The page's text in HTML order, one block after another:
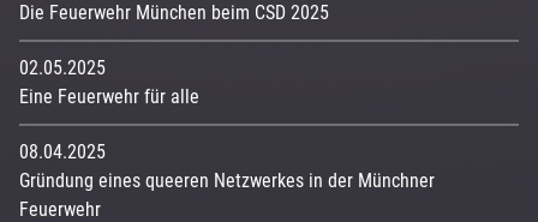
Die Feuerwehr München beim CSD 2025
02.05.2025
Eine Feuerwehr für alle
08.04.2025
Gründung eines queeren Netzwerkes in der Münchner
Feuerwehr